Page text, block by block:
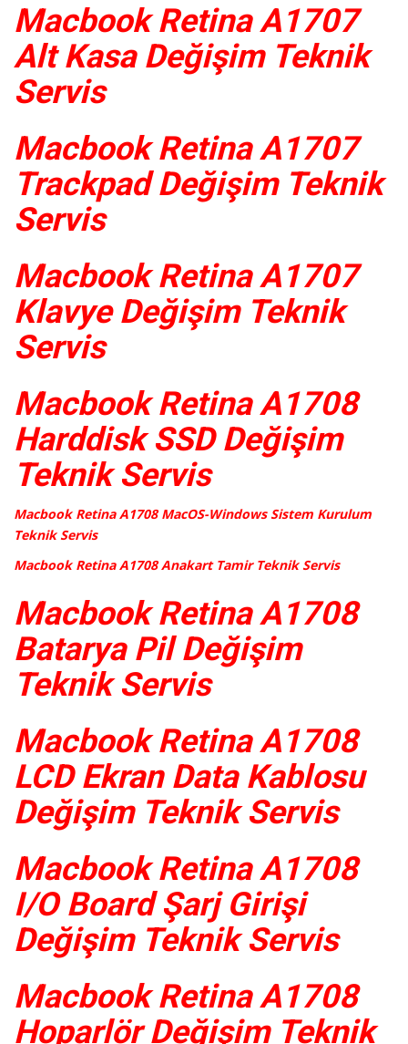
Macbook Retina A1707
Alt Kasa Değişim Teknik
Servis
Macbook Retina A1707
Trackpad Değişim Teknik
Servis
Macbook Retina A1707
Klavye Değişim Teknik
Servis
Macbook Retina A1708
Harddisk SSD Değişim
Teknik Servis
Macbook Retina A1708 MacOS-Windows Sistem Kurulum
Teknik Servis
Macbook Retina A1708 Anakart Tamir Teknik Servis
Macbook Retina A1708
Batarya Pil Değişim
Teknik Servis
Macbook Retina A1708
LCD Ekran Data Kablosu
Değişim Teknik Servis
Macbook Retina A1708
I/O Board Şarj Girişi
Değişim Teknik Servis
Macbook Retina A1708
Hoparlör Değişim Teknik